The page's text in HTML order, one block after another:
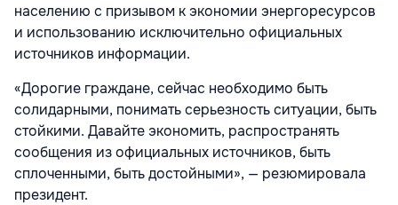
населению с призывом к экономии энергоресурсов
и использованию исключительно официальных
источников информации.
«Дорогие граждане, сейчас необходимо быть
солидарными, понимать серьезность ситуации, быть
стойкими. Давайте экономить, распространять
сообщения из официальных источников, быть
сплоченными, быть достойными», — резюмировала
президент.